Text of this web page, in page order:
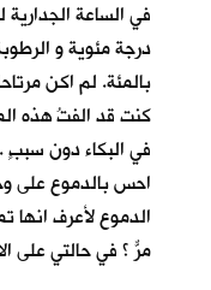
بالمئة. لم اكن
كنت قد الفتُ هذه
في البكاء دون سببٍ
احس بالدموع على
الدموع لأعرف انها
مرٌّ ؟ في حالتي على